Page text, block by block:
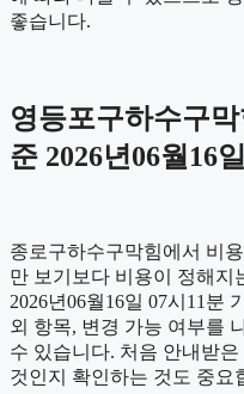
좋습니다.
영등포구하수구
준 2026년06월16
종로구하수구막힘에서 비
만 보기보다 비용이 정해지
2026년06월16일 07시11분
외 항목, 변경 가능 여부를
수 있습니다. 처음 안내받
것인지 확인하는 것도 중요